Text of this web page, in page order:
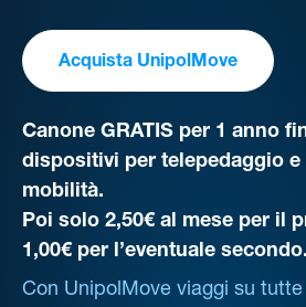
Acquista UnipolMove
Canone GRATIS per 1 anno
dispositivi per telepedaggio e
mobilità.
Poi solo 2,50€ al mese per il
1,00€ per l’eventuale secondo.
Con UnipolMove viaggi su